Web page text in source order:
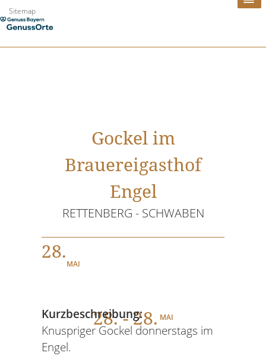
Zum
Inhalt
Sitemap
Gockel im
Brauereigasthof
Engel
RETTENBERG - SCHWABEN
28.
MAI
28. - 28. MAI
Kurzbeschreibung:
Knuspriger Gockel donnerstags im
Engel.